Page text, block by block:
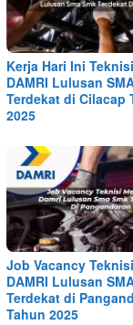
Kerja Hari Ini
DAMRI Lulusan
Terdekat di Cilacap
2025
Job Vacancy
DAMRI Lulusan
Terdekat di
Tahun 2025